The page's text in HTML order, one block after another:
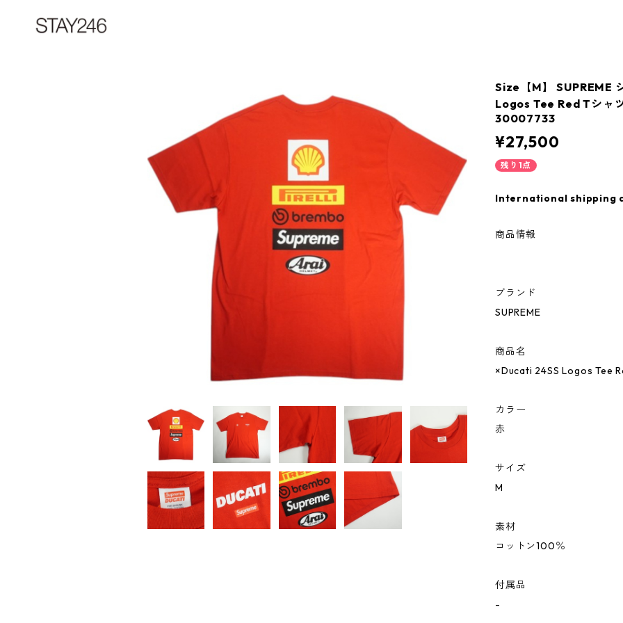
Size【M】 SUPREME
Logos Tee Red Tシャ
30007733
¥27,500
残り1点
International shipping
商品情報
ブランド
SUPREME
商品名
×Ducati 24SS Logos Tee
カラー
赤
サイズ
M
素材
コットン100％
付属品
-